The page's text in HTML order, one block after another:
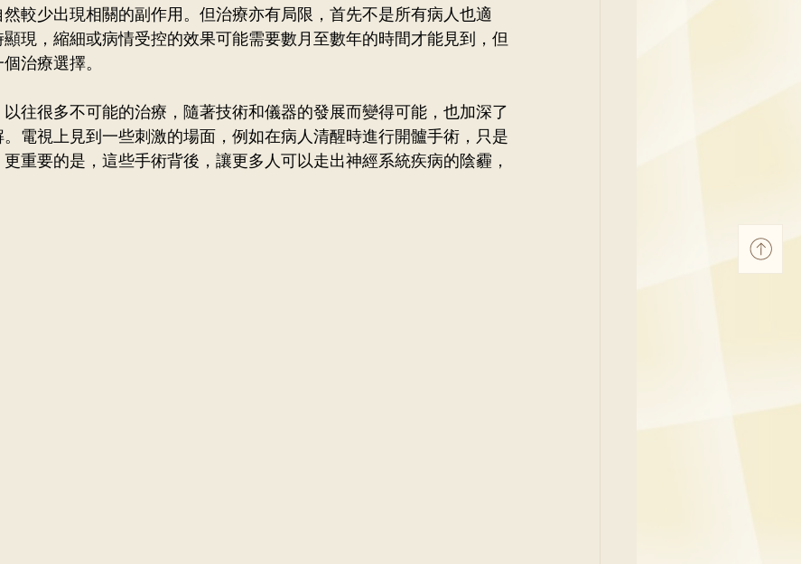
較少出現相關的副作用。但治療亦有局限，首先不是所有病人也適
現，縮細或病情受控的效果可能需要數月至數年的時間才能見到，但
治療選擇。
往很多不可能的治療，隨著技術和儀器的發展而變得可能，也加深了
電視上見到一些刺激的場面，例如在病人清醒時進行開髗手術，只是
重要的是，這些手術背後，讓更多人可以走出神經系統疾病的陰霾，